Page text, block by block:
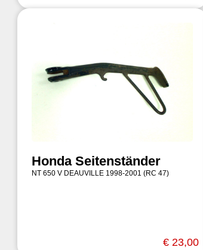
Honda Seitenständer
NT 650 V DEAUVILLE 1998-2001 (RC 47)
€ 23,00